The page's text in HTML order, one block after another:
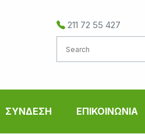
211 72 55 427
ΣΥΝΔΕΣΗ ΕΠΙΚΟΙΝΩΝΙΑ